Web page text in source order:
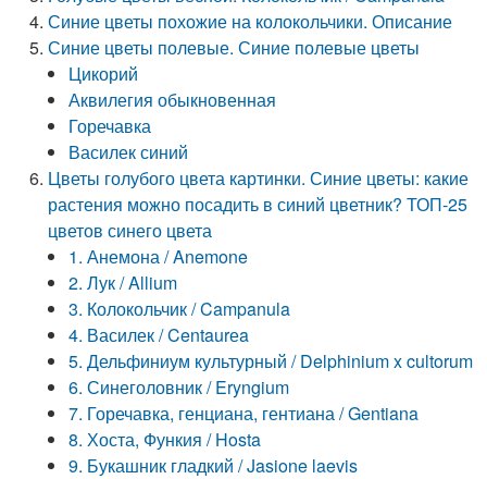
Синие цветы похожие на колокольчики. Описание
Синие цветы полевые. Синие полевые цветы
Цикорий
Аквилегия обыкновенная
Горечавка
Василек синий
Цветы голубого цвета картинки. Синие цветы: какие
растения можно посадить в синий цветник? ТОП-25
цветов синего цвета
1. Анемона / Anemone
2. Лук / Allium
3. Колокольчик / Campanula
4. Василек / Centaurеa
5. Дельфиниум культурный / Delphinium x cultorum
6. Синеголовник / Eryngium
7. Горечавка, генциана, гентиана / Gentiana
8. Хоста, Функия / Hosta
9. Букашник гладкий / Jasione laevis